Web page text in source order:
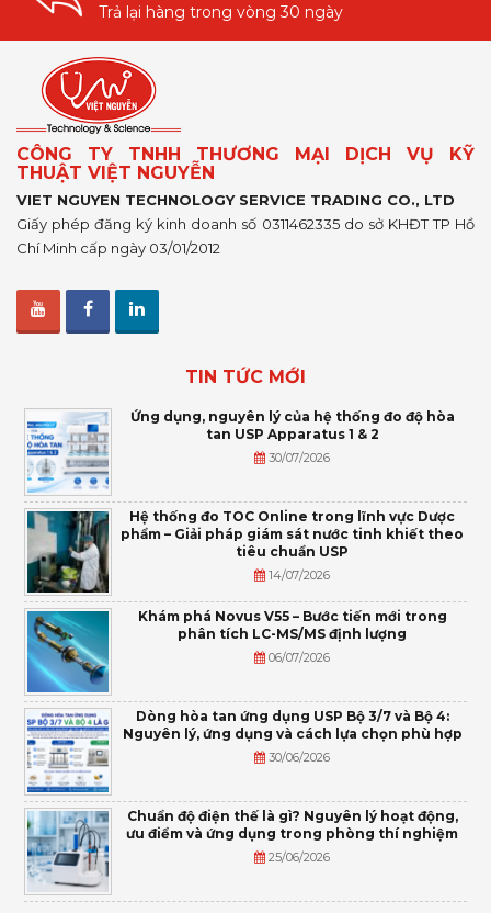
Trả lại hàng trong vòng 30 ngày
CÔNG TY TNHH THƯƠNG MẠI DỊCH VỤ KỸ
THUẬT VIỆT NGUYỄN
VIET NGUYEN TECHNOLOGY SERVICE TRADING CO., LTD
Giấy phép đăng ký kinh doanh số 0311462335 do sở KHĐT TP Hồ
Chí Minh cấp ngày 03/01/2012
TIN TỨC MỚI
Ứng dụng, nguyên lý của hệ thống đo độ hòa
tan USP Apparatus 1 & 2
30/07/2026
Hệ thống đo TOC Online trong lĩnh vực Dược
phẩm – Giải pháp giám sát nước tinh khiết theo
tiêu chuẩn USP
14/07/2026
Khám phá Novus V55 – Bước tiến mới trong
phân tích LC-MS/MS định lượng
06/07/2026
Dòng hòa tan ứng dụng USP Bộ 3/7 và Bộ 4:
Nguyên lý, ứng dụng và cách lựa chọn phù hợp
30/06/2026
Chuẩn độ điện thế là gì? Nguyên lý hoạt động,
ưu điểm và ứng dụng trong phòng thí nghiệm
25/06/2026